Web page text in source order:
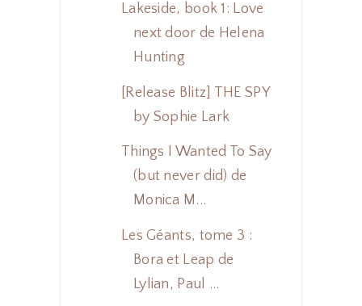
Lakeside, book 1: Love
next door de Helena
Hunting
[Release Blitz] THE SPY
by Sophie Lark
Things I Wanted To Say
(but never did) de
Monica M...
Les Géants, tome 3 :
Bora et Leap de
Lylian, Paul ...